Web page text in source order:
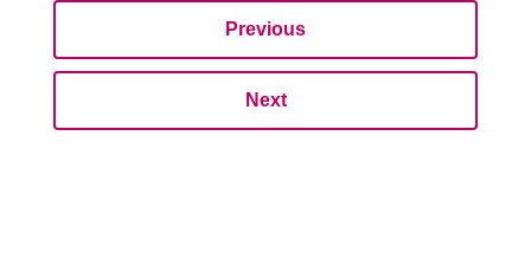
Previous
Next